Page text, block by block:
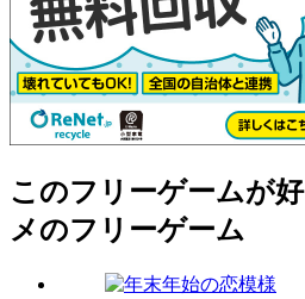
このフリーゲームが
メのフリーゲーム